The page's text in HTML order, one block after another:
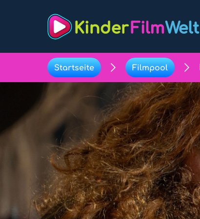
Startseite Filmpool